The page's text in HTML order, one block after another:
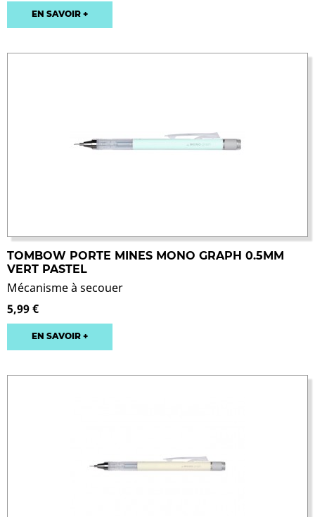
EN SAVOIR +
TOMBOW PORTE MINES MONO GRAPH 0.5MM
VERT PASTEL
Mécanisme à secouer
5,99 €
EN SAVOIR +